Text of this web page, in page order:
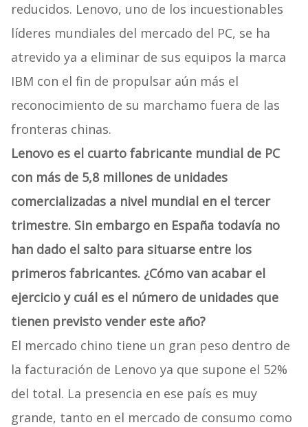
reducidos. Lenovo, uno de los incuestionables
líderes mundiales del mercado del PC, se ha
atrevido ya a eliminar de sus equipos la marca
IBM con el fin de propulsar aún más el
reconocimiento de su marchamo fuera de las
fronteras chinas.
Lenovo es el cuarto fabricante mundial de PC
con más de 5,8 millones de unidades
comercializadas a nivel mundial en el tercer
trimestre. Sin embargo en España todavía no
han dado el salto para situarse entre los
primeros fabricantes. ¿Cómo van acabar el
ejercicio y cuál es el número de unidades que
tienen previsto vender este año?
El mercado chino tiene un gran peso dentro de
la facturación de Lenovo ya que supone el 52%
del total. La presencia en ese país es muy
grande, tanto en el mercado de consumo como